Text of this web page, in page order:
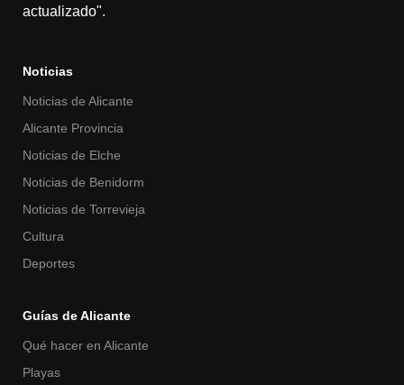
actualizado".
Noticias
Noticias de Alicante
Alicante Provincia
Noticias de Elche
Noticias de Benidorm
Noticias de Torrevieja
Cultura
Deportes
Guías de Alicante
Qué hacer en Alicante
Playas